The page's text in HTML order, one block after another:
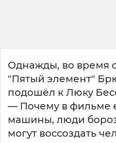
Однажды, во время
"Пятый элемент"
подошёл к Люку
— Почему в фильме
машины, люди
могут воссоздать